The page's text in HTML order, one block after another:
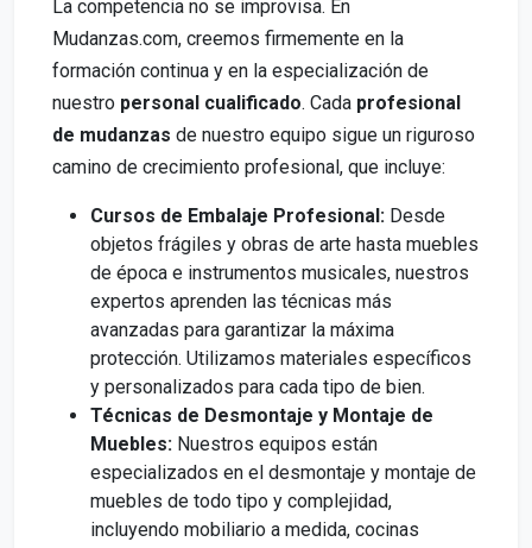
La competencia no se improvisa. En
Mudanzas.com, creemos firmemente en la
formación continua y en la especialización de
nuestro personal cualificado. Cada profesional
de mudanzas de nuestro equipo sigue un riguroso
camino de crecimiento profesional, que incluye:
Cursos de Embalaje Profesional: Desde
objetos frágiles y obras de arte hasta muebles
de época e instrumentos musicales, nuestros
expertos aprenden las técnicas más
avanzadas para garantizar la máxima
protección. Utilizamos materiales específicos
y personalizados para cada tipo de bien.
Técnicas de Desmontaje y Montaje de
Muebles: Nuestros equipos están
especializados en el desmontaje y montaje de
muebles de todo tipo y complejidad,
incluyendo mobiliario a medida, cocinas